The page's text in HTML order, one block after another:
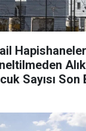
Sayısı Son